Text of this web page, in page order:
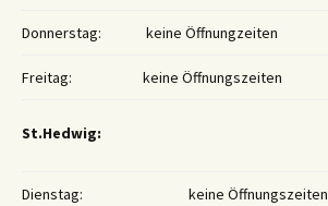
Donnerstag: keine Öffnungzeiten
Freitag: keine Öffnungszeiten
St.Hedwig:
Dienstag: keine Öffnungszeiten